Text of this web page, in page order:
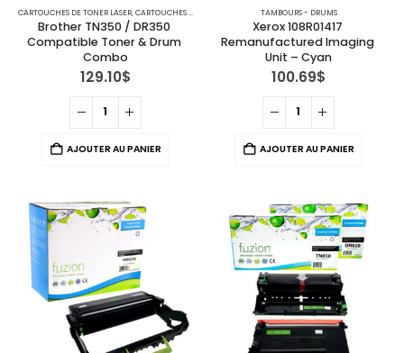
CARTOUCHES DE TONER LASER,CARTOUCHES POUR IMPRIMANTES BROTHER ,TAMBOURS - DRUMS
Brother TN350 / DR350
Compatible Toner & Drum
Combo
129.10$
AJOUTER AU PANIER
TAMBOURS - DRUMS
Xerox 108R01417
Remanufactured Imaging
Unit – Cyan
100.69$
AJOUTER AU PANIER